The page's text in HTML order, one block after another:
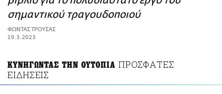
ΑΜΠΑ
PRINT
σημαντικού τραγουδοποιού
ΦΩΝΤΑΣ ΤΡΟΥΣΑΣ
19.3.2023
ΚΥΝΗΓΩΝΤΑΣ ΤΗΝ ΟΥΤΟΠΙΑ ΠΡΟΣΦΑΤΕΣ
ΕΙΔΗΣΕΙΣ